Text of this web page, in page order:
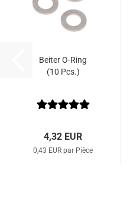
Beiter O-Ring
(10 Pcs.)
4,32 EUR
0,43 EUR par Pièce